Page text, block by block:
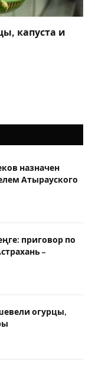
капуста и
назначен
Атырауского
приговор по
–
огурцы,